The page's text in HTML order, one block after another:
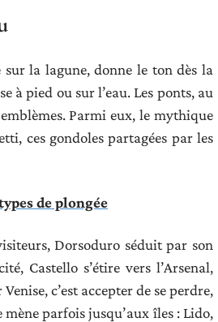
sur la lagune, donne le ton dès la
à pied ou sur l’eau. Les ponts, au
Parmi eux, le mythique
ces gondoles partagées par les
de plongée
Dorsoduro séduit par son
Castello s’étire vers l’Arsenal,
c’est accepter de se perdre,
parfois jusqu’aux îles : Lido,